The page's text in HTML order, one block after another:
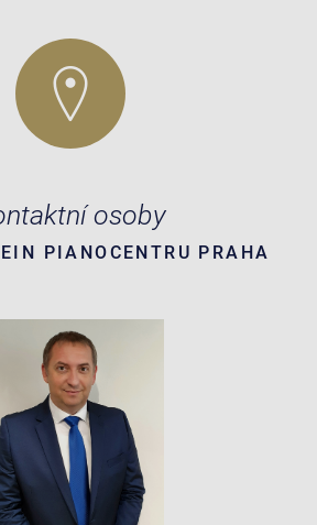
osoby
PIANOCENTRU PRAHA